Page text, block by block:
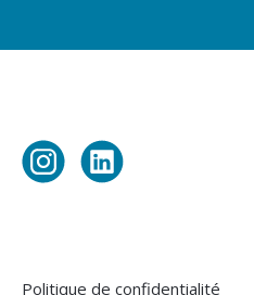
Politique de confidentialité
Visit
Tree
on
Visit
Tree
on